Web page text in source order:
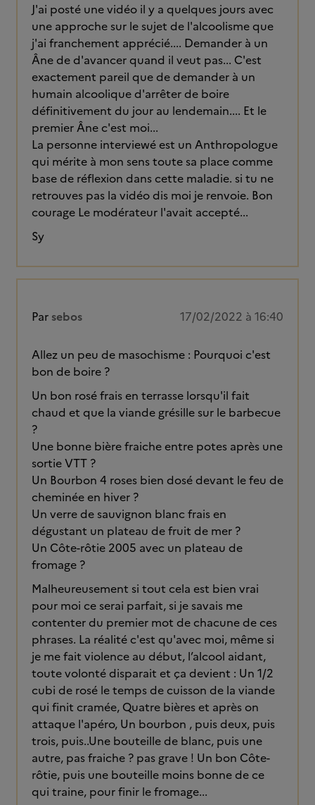
J'ai posté une vidéo il y a quelques jours avec
une approche sur le sujet de l'alcoolisme que
j'ai franchement apprécié.... Demander à un
Âne de d'avancer quand il veut pas... C'est
exactement pareil que de demander à un
humain alcoolique d'arrêter de boire
définitivement du jour au lendemain.... Et le
premier Âne c'est moi...
La personne interviewé est un Anthropologue
qui mérite à mon sens toute sa place comme
base de réflexion dans cette maladie. si tu ne
retrouves pas la vidéo dis moi je renvoie. Bon
courage Le modérateur l'avait accepté...
Sy
Par sebos 17/02/2022 à 16:40
Allez un peu de masochisme : Pourquoi c'est
bon de boire ?
Un bon rosé frais en terrasse lorsqu'il fait
chaud et que la viande grésille sur le barbecue
?
Une bonne bière fraiche entre potes après une
sortie VTT ?
Un Bourbon 4 roses bien dosé devant le feu de
cheminée en hiver ?
Un verre de sauvignon blanc frais en
dégustant un plateau de fruit de mer ?
Un Côte-rôtie 2005 avec un plateau de
fromage ?
Malheureusement si tout cela est bien vrai
pour moi ce serai parfait, si je savais me
contenter du premier mot de chacune de ces
phrases. La réalité c'est qu'avec moi, même si
je me fait violence au début, l’alcool aidant,
toute volonté disparait et ça devient : Un 1/2
cubi de rosé le temps de cuisson de la viande
qui finit cramée, Quatre bières et après on
attaque l'apéro, Un bourbon , puis deux, puis
trois, puis..Une bouteille de blanc, puis une
autre, pas fraiche ? pas grave ! Un bon Côte-
rôtie, puis une bouteille moins bonne de ce
qui traine, pour finir le fromage...